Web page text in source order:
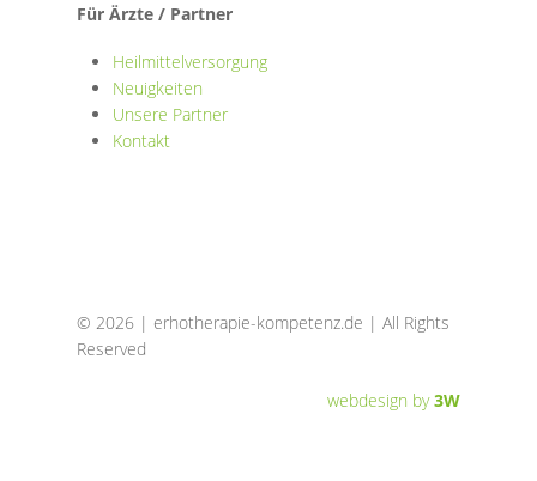
Für Ärzte / Partner
Heilmittelversorgung
Neuigkeiten
Unsere Partner
Kontakt
© 2026 | erhotherapie-kompetenz.de | All Rights
Reserved
webdesign by3W